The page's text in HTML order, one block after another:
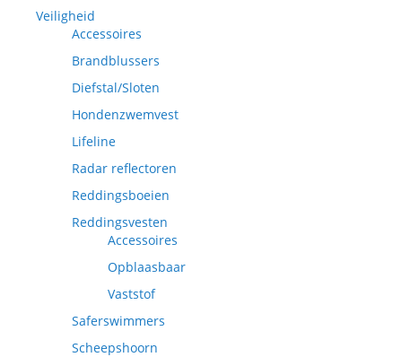
Veiligheid
Accessoires
Brandblussers
Diefstal/Sloten
Hondenzwemvest
Lifeline
Radar reflectoren
Reddingsboeien
Reddingsvesten
Accessoires
Opblaasbaar
Vaststof
Saferswimmers
Scheepshoorn